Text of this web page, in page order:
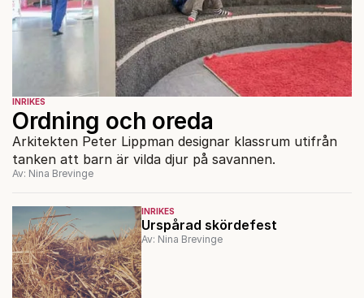
INRIKES
Urspårad skördefest
Av: Nina Brevinge
INRIKES
Ordning och oreda
Arkitekten Peter Lippman designar klassrum utifrån
tanken att barn är vilda djur på savannen.
Av: Nina Brevinge